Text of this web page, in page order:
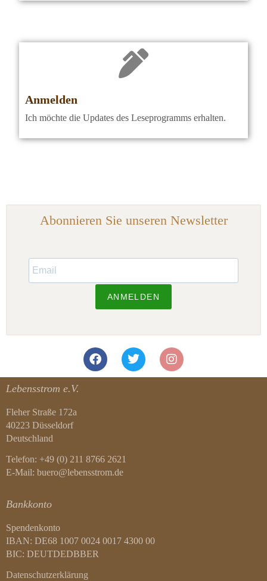
Anmelden
Ich möchte die Updates des Leseprogramms erhalten.
Abonnieren Sie unseren Newsletter
ANMELDEN
Lebensstrom e.V.
Fleher Straße 172a
40223 Düsseldorf
Deutschland
Telefon: +49 (0) 211 8766 2621
E-Mail: buero@lebensstrom.de
Bankkonto
Spendenkonto
IBAN: DE68 1007 0024 0017 4300 00
BIC: DEUTDEDBBER
Datenschutzerklärung